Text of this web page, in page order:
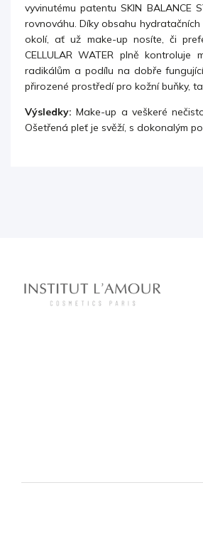
vyvinutému patentu SKIN BALANCE
rovnováhu. Díky obsahu
okolí, ať už make-up nosíte, či
CELLULAR WATER plně
radikálům a podílu na dobře
přirozené prostředí pro kožní buňky,
Výsledky:Make-up a veškeré
Ošetřená pleť je svěží, s dokonalým